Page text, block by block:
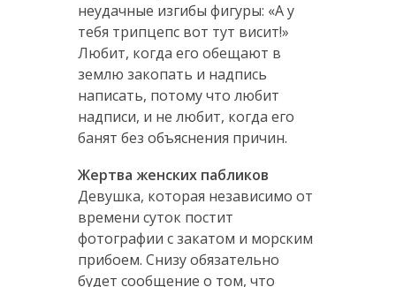
неудачные изгибы фигуры: «А у
тебя трипцепс вот тут висит!»
Любит, когда его обещают в
землю закопать и надпись
написать, потому что любит
надписи, и не любит, когда его
банят без объяснения причин.
Жертва женских пабликов
Девушка, которая независимо от
времени суток постит
фотографии с закатом и морским
прибоем. Снизу обязательно
будет сообщение о том, что